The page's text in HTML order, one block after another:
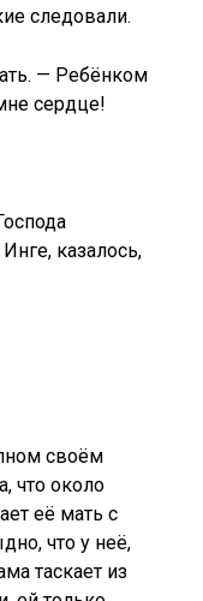
следовали.
— Ребёнком
сердце!
казалось,
своём
что около
её мать с
что у неё,
таскает из